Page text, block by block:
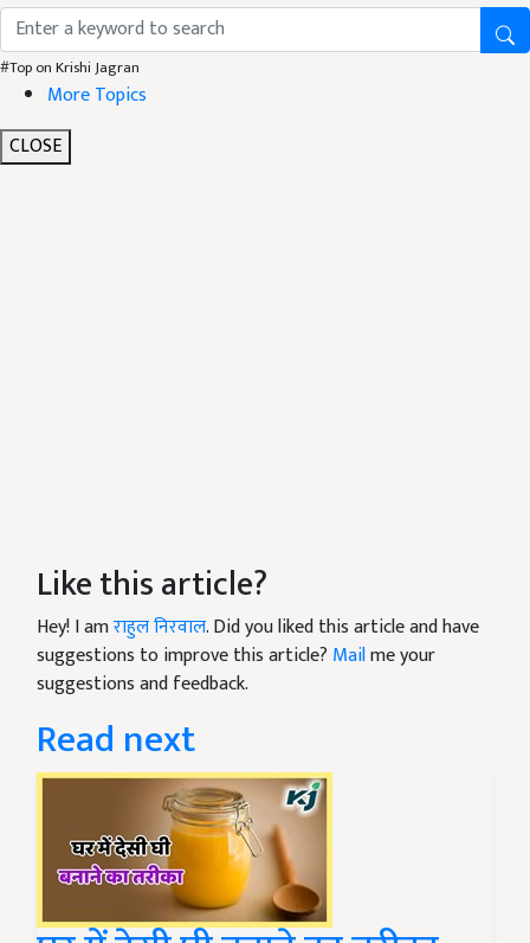
#Top on Krishi Jagran
More Topics
CLOSE
Like this article?
Hey! I amराहुल निरवाल. Did you liked this article and have
suggestions to improve this article? Mailme your
suggestions and feedback.
Read next